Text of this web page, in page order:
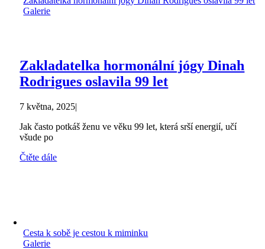
Galerie
Zakladatelka hormonální jógy Dinah
Rodrigues oslavila 99 let
7 května, 2025|
Jak často potkáš ženu ve věku 99 let, která srší energií, učí
všude po
Čtěte dále
Cesta k sobě je cestou k miminku
Galerie